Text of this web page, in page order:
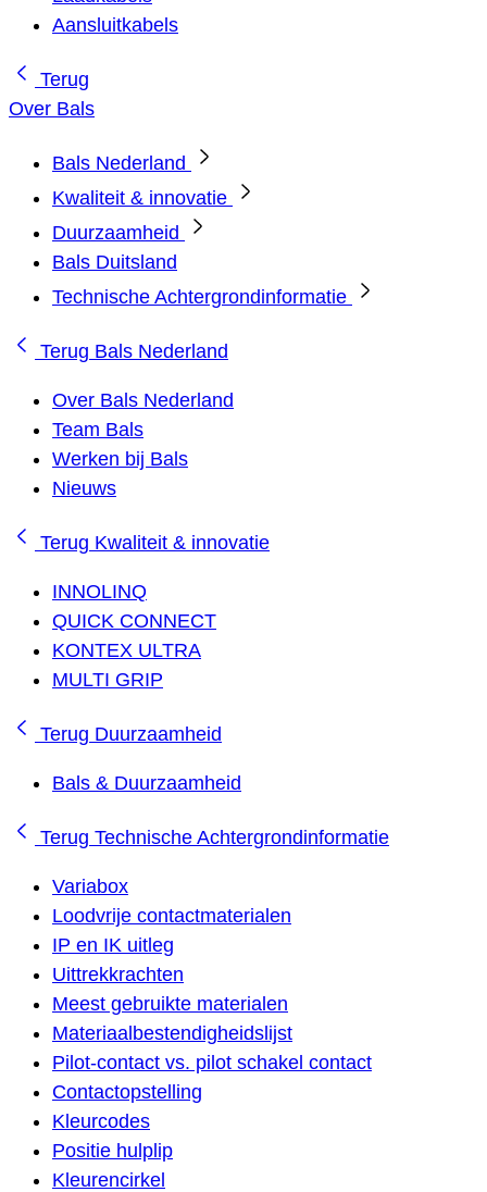
Aansluitkabels
Terug
Over Bals
Bals Nederland
Kwaliteit & innovatie
Duurzaamheid
Bals Duitsland
Technische Achtergrondinformatie
Terug Bals Nederland
Over Bals Nederland
Team Bals
Werken bij Bals
Nieuws
Terug Kwaliteit & innovatie
INNOLINQ
QUICK CONNECT
KONTEX ULTRA
MULTI GRIP
Terug Duurzaamheid
Bals & Duurzaamheid
Terug Technische Achtergrondinformatie
Variabox
Loodvrije contactmaterialen
IP en IK uitleg
Uittrekkrachten
Meest gebruikte materialen
Materiaalbestendigheidslijst
Pilot-contact vs. pilot schakel contact
Contactopstelling
Kleurcodes
Positie hulplip
Kleurencirkel